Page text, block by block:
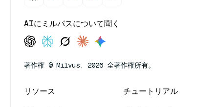
AIにミルバスについて聞く
著作権 © Milvus. 2026 全著作権所有。
リソース チュートリアル